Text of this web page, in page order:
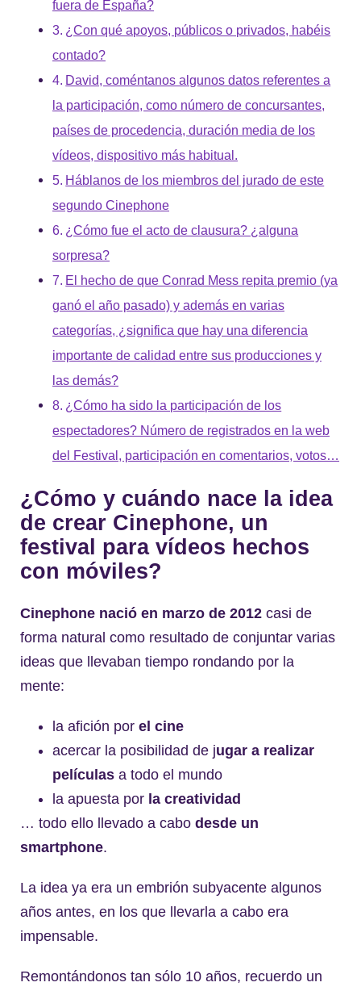
fuera de España?
¿Con qué apoyos, públicos o privados, habéis
contado?
David, coméntanos algunos datos referentes a
la participación, como número de concursantes,
países de procedencia, duración media de los
vídeos, dispositivo más habitual.
Háblanos de los miembros del jurado de este
segundo Cinephone
¿Cómo fue el acto de clausura? ¿alguna
sorpresa?
El hecho de que Conrad Mess repita premio (ya
ganó el año pasado) y además en varias
categorías, ¿significa que hay una diferencia
importante de calidad entre sus producciones y
las demás?
¿Cómo ha sido la participación de los
espectadores? Número de registrados en la web
del Festival, participación en comentarios, votos…
¿Cómo y cuándo nace la idea
de crear Cinephone, un
festival para vídeos hechos
con móviles?
Cinephone nació en marzo de 2012 casi de
forma natural como resultado de conjuntar varias
ideas que llevaban tiempo rondando por la
mente:
la afición por el cine
acercar la posibilidad de jugar a realizar
películas a todo el mundo
la apuesta por la creatividad
… todo ello llevado a cabo desde un
smartphone.
La idea ya era un embrión subyacente algunos
años antes, en los que llevarla a cabo era
impensable.
Remontándonos tan sólo 10 años, recuerdo un